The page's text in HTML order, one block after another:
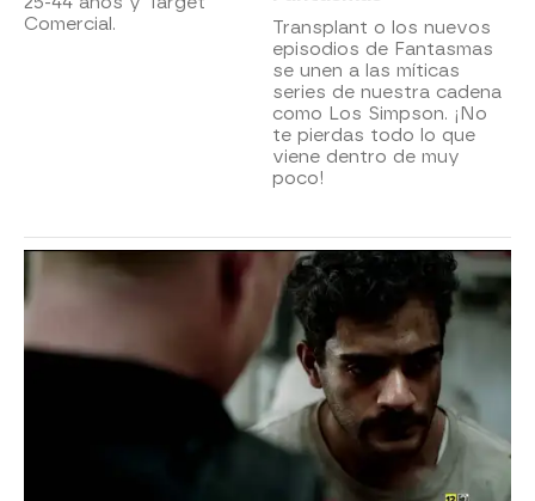
Comercial.
Transplant o los nuevos
episodios de Fantasmas
se unen a las míticas
series de nuestra cadena
como Los Simpson. ¡No
te pierdas todo lo que
viene dentro de muy
poco!